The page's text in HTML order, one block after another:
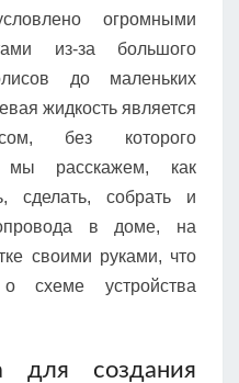
огромными
из-за большого
до маленьких
жидкость является
без которого
мы расскажем, как
сделать, собрать и
в доме, на
своими руками, что
устройства
для создания